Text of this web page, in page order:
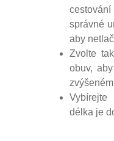
správné
aby
Zvolte
obuv,
délka je